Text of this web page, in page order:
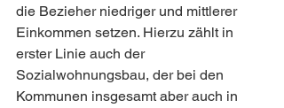
die Bezieher niedriger und mittlerer
Einkommen setzen. Hierzu zählt in
erster Linie auch der
Sozialwohnungsbau, der bei den
Kommunen insgesamt aber auch in